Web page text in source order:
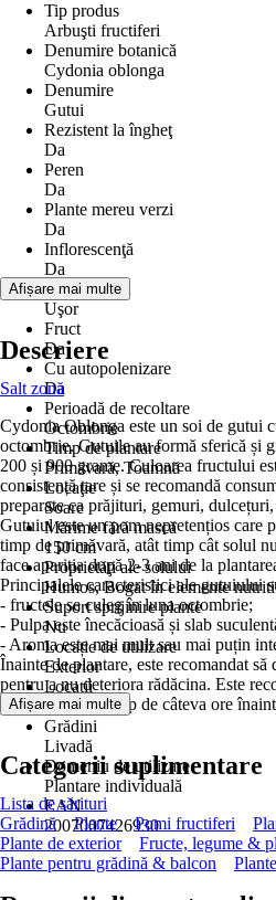
Tip produs
Arbuşti fructiferi
Denumire botanică
Cydonia oblonga
Denumire
Gutui
Rezistent la îngheţ
Da
Peren
Da
Plante mereu verzi
Da
Inflorescenţă
Da
Miros
Uşor
Fruct
Da
Cu autopolenizare
Da
Perioadă de recoltare
Octombrie
Timp de plantare
Primăvară, Toamnă
Locaţie
Soare
Mărime fără mască
150 cm
Proprietăţi ale solului
Humos, Bogat în elemente
Suport sprijinire plante
Nu
Locație de utilizare
Exterior
Locații
Grădină
Grădini
Livadă
Domeniu de utilizare
Plantare individuală
EAN
2007007426930
Afișare mai multe
Descriere
Salt zonă
Cydonia Oblonga este un soi de gutui
octombrie. Gutuile au formă sferică și
200 și 900 grame. Culoarea fructului
consistență tare și se recomandă
preparate ca prăjituri, gemuri,
Gutuiul este un pom nepretențios care
timp de primăvară, atât timp cât solul
face apariția după 2-3 ani de la
Principalele caracteristici ale gutuiului
- fructele se culeg în luna octombrie;
- Pulpa este înecăcioasă și slab
- Aroma este mai mult sau mai puțin
Înainte de plantare, este recomandat
pentru a nu deteriora rădăcina. Este
apă, la hidratat timp de câteva ore
Afișare mai multe
Categorii suplimentare
Lista de sărituri
Grădină
Plante Pomi fructiferi
Plante de exterior
Fructe, legume &
Plante pentru grădină & balcon